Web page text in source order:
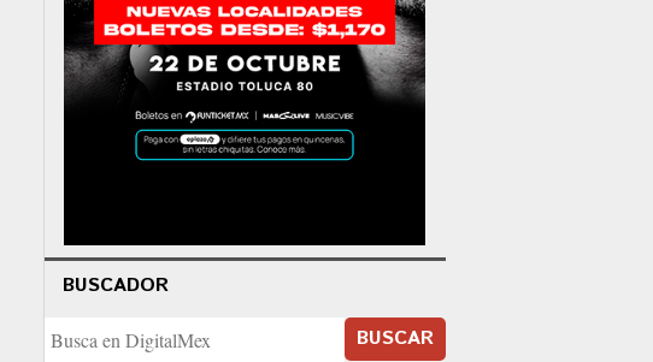
BUSCADOR
BUSCAR